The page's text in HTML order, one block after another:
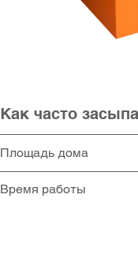
Как часто
Площадь
Время